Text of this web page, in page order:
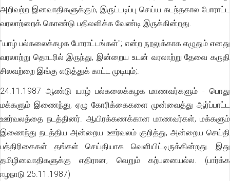
அறிவற்ற இனவாதிகளுக்கும், இருட்டடிப்பு செய்ய கடந்தகால போராட்ட
வரலாற்றைக் கொண்டு பதிலளிக்க வேண்டி இருக்கின்றது.
"யாழ் பல்கலைக்கழக போராட்டங்கள்"; என்ற நூலுக்காக எழுதும் எனது
வரலாற்று தொடரில் இருந்து, இன்றைய உடன் வரலாற்று தேவை கருதி
சிலவற்றை இங்கு எடுத்துக் காட்ட முடியும்;.
24.11.1987 ஆண்டு யாழ் பல்கலைக்கழக மாணவர்களும் - பொது
மக்களும் இணைந்து, ஏழு கோரிக்கைகளை முன்வைத்து ஆர்ப்பாட்ட
ஊர்வலத்தை நடத்தினர். ஆயிரக்கணக்கான மாணவர்கள், மக்களும்
இணைந்து நடத்திய அன்றைய ஊர்வலம் குறித்து, அன்றைய செய்தி
பத்திரிகைகள் தங்கள் செய்தியாக வெளியிட்டிருக்கின்றது. இது
தமிழினவாதிகளுக்கு எதிரான, வெறும் கற்பனையல்ல. (பார்க்க
ஈழநாடு 25.11.1987)